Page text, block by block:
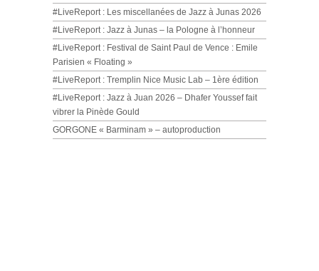
#LiveReport : Les miscellanées de Jazz à Junas 2026
#LiveReport : Jazz à Junas – la Pologne à l’honneur
#LiveReport : Festival de Saint Paul de Vence : Emile
Parisien « Floating »
#LiveReport : Tremplin Nice Music Lab – 1ère édition
#LiveReport : Jazz à Juan 2026 – Dhafer Youssef fait
vibrer la Pinède Gould
GORGONE « Barminam » – autoproduction